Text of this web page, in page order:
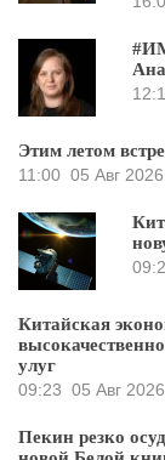
Этим летом
11:00 05 Авг 2026
Китайская
улуг
09:23 05 Авг 2026
Пекин резко